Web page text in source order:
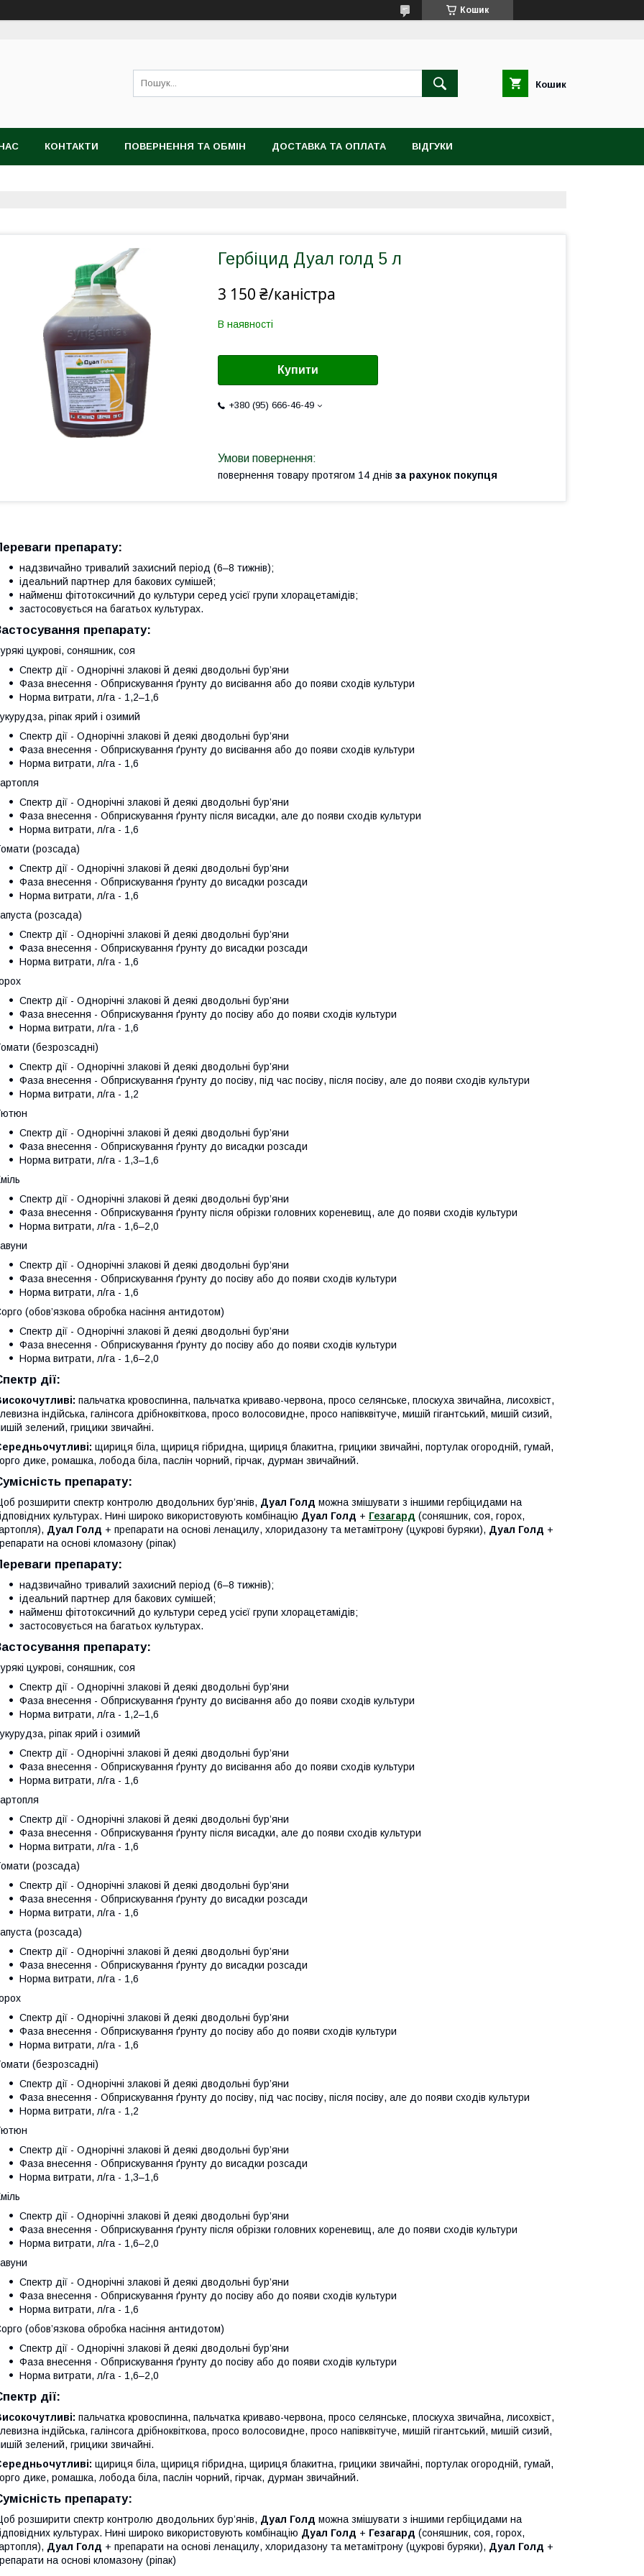
Кошик
Кошик
КОНТАКТИ ПОВЕРНЕННЯ ТА ОБМІН ДОСТАВКА ТА ОПЛАТА ВІДГУКИ
Гербіцид Дуал голд 5 л
3 150 ₴/каністра
В наявності
Купити
+380 (95) 666-46-49
повернення товару протягом 14 днів за рахунок покупця
препарату:
надзвичайно тривалий захисний період (6–8 тижнів);
ідеальний партнер для бакових сумішей;
найменш фітотоксичний до культури серед усієї групи хлорацетамідів;
застосовується на багатьох культурах.
препарату:
цукрові, соняшник, соя
Спектр дії - Однорічні злакові й деякі дводольні бур’яни
Фаза внесення - Обприскування ґрунту до висівання або до появи сходів культури
Норма витрати, л/га - 1,2–1,6
ріпак ярий і озимий
Спектр дії - Однорічні злакові й деякі дводольні бур’яни
Фаза внесення - Обприскування ґрунту до висівання або до появи сходів культури
Норма витрати, л/га - 1,6
Спектр дії - Однорічні злакові й деякі дводольні бур’яни
Фаза внесення - Обприскування ґрунту після висадки, але до появи сходів культури
Норма витрати, л/га - 1,6
(розсада)
Спектр дії - Однорічні злакові й деякі дводольні бур’яни
Фаза внесення - Обприскування ґрунту до висадки розсади
Норма витрати, л/га - 1,6
(розсада)
Спектр дії - Однорічні злакові й деякі дводольні бур’яни
Фаза внесення - Обприскування ґрунту до висадки розсади
Норма витрати, л/га - 1,6
Спектр дії - Однорічні злакові й деякі дводольні бур’яни
Фаза внесення - Обприскування ґрунту до посіву або до появи сходів культури
Норма витрати, л/га - 1,6
(безрозсадні)
Спектр дії - Однорічні злакові й деякі дводольні бур’яни
Фаза внесення - Обприскування ґрунту до посіву, під час посіву, після посіву, але до появи сходів культури
Норма витрати, л/га - 1,2
Спектр дії - Однорічні злакові й деякі дводольні бур’яни
Фаза внесення - Обприскування ґрунту до висадки розсади
Норма витрати, л/га - 1,3–1,6
Спектр дії - Однорічні злакові й деякі дводольні бур’яни
Фаза внесення - Обприскування ґрунту після обрізки головних кореневищ, але до появи сходів культури
Норма витрати, л/га - 1,6–2,0
Спектр дії - Однорічні злакові й деякі дводольні бур’яни
Фаза внесення - Обприскування ґрунту до посіву або до появи сходів культури
Норма витрати, л/га - 1,6
(обов’язкова обробка насіння антидотом)
Спектр дії - Однорічні злакові й деякі дводольні бур’яни
Фаза внесення - Обприскування ґрунту до посіву або до появи сходів культури
Норма витрати, л/га - 1,6–2,0
дії:
пальчатка кровоспинна, пальчатка криваво-червона, просо селянське, плоскуха звичайна, лисохвіст,
індійська, галінсога дрібноквіткова, просо волосовидне, просо напівквітуче, мишій гігантський, мишій сизий,
зелений, грицики звичайні.
щириця біла, щириця гібридна, щириця блакитна, грицики звичайні, портулак огородній, гумай,
дике, ромашка, лобода біла, паслін чорний, гірчак, дурман звичайний.
препарату:
розширити спектр контролю дводольних бур’янів, Дуал Голд можна змішувати з іншими гербіцидами на
культурах. Нині широко використовують комбінацію Дуал Голд + Гезагард (соняшник, соя, горох,
Дуал Голд + препарати на основі ленацилу, хлоридазону та метамітрону (цукрові буряки), Дуал Голд +
на основі кломазону (ріпак)
препарату:
надзвичайно тривалий захисний період (6–8 тижнів);
ідеальний партнер для бакових сумішей;
найменш фітотоксичний до культури серед усієї групи хлорацетамідів;
застосовується на багатьох культурах.
препарату:
цукрові, соняшник, соя
Спектр дії - Однорічні злакові й деякі дводольні бур’яни
Фаза внесення - Обприскування ґрунту до висівання або до появи сходів культури
Норма витрати, л/га - 1,2–1,6
ріпак ярий і озимий
Спектр дії - Однорічні злакові й деякі дводольні бур’яни
Фаза внесення - Обприскування ґрунту до висівання або до появи сходів культури
Норма витрати, л/га - 1,6
Спектр дії - Однорічні злакові й деякі дводольні бур’яни
Фаза внесення - Обприскування ґрунту після висадки, але до появи сходів культури
Норма витрати, л/га - 1,6
(розсада)
Спектр дії - Однорічні злакові й деякі дводольні бур’яни
Фаза внесення - Обприскування ґрунту до висадки розсади
Норма витрати, л/га - 1,6
(розсада)
Спектр дії - Однорічні злакові й деякі дводольні бур’яни
Фаза внесення - Обприскування ґрунту до висадки розсади
Норма витрати, л/га - 1,6
Спектр дії - Однорічні злакові й деякі дводольні бур’яни
Фаза внесення - Обприскування ґрунту до посіву або до появи сходів культури
Норма витрати, л/га - 1,6
(безрозсадні)
Спектр дії - Однорічні злакові й деякі дводольні бур’яни
Фаза внесення - Обприскування ґрунту до посіву, під час посіву, після посіву, але до появи сходів культури
Норма витрати, л/га - 1,2
Спектр дії - Однорічні злакові й деякі дводольні бур’яни
Фаза внесення - Обприскування ґрунту до висадки розсади
Норма витрати, л/га - 1,3–1,6
Спектр дії - Однорічні злакові й деякі дводольні бур’яни
Фаза внесення - Обприскування ґрунту після обрізки головних кореневищ, але до появи сходів культури
Норма витрати, л/га - 1,6–2,0
Спектр дії - Однорічні злакові й деякі дводольні бур’яни
Фаза внесення - Обприскування ґрунту до посіву або до появи сходів культури
Норма витрати, л/га - 1,6
(обов’язкова обробка насіння антидотом)
Спектр дії - Однорічні злакові й деякі дводольні бур’яни
Фаза внесення - Обприскування ґрунту до посіву або до появи сходів культури
Норма витрати, л/га - 1,6–2,0
дії:
пальчатка кровоспинна, пальчатка криваво-червона, просо селянське, плоскуха звичайна, лисохвіст,
індійська, галінсога дрібноквіткова, просо волосовидне, просо напівквітуче, мишій гігантський, мишій сизий,
зелений, грицики звичайні.
щириця біла, щириця гібридна, щириця блакитна, грицики звичайні, портулак огородній, гумай,
дике, ромашка, лобода біла, паслін чорний, гірчак, дурман звичайний.
препарату:
розширити спектр контролю дводольних бур’янів, Дуал Голд можна змішувати з іншими гербіцидами на
культурах. Нині широко використовують комбінацію Дуал Голд + Гезагард (соняшник, соя, горох,
Дуал Голд + препарати на основі ленацилу, хлоридазону та метамітрону (цукрові буряки), Дуал Голд +
на основі кломазону (ріпак)